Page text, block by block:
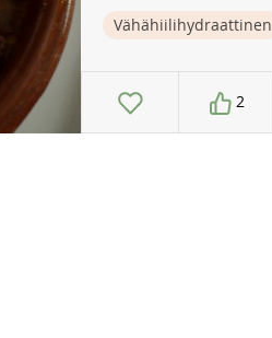
Vähähiilihydraattinen
2